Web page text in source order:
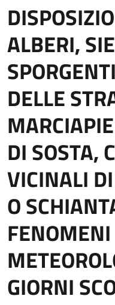
ALBERI,
DELLE
DI SOSTA,
VICINALI
O
FENOMENI
GIORNI